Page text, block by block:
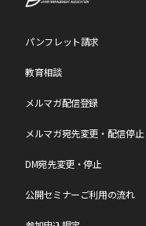
パンフレット請求
教育相談
メルマガ配信登録
メルマガ宛先変更・配信停止
DM宛先変更・停止
公開セミナーご利用の流れ